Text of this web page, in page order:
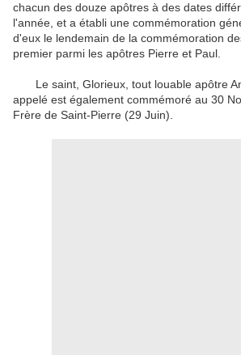
chacun des douze apôtres à des dates
l'année, et a établi une commémoration
d'eux le lendemain de la commémoration
premier parmi les apôtres Pierre et Paul.
Le saint, Glorieux, tout louable apôtre
appelé est également commémoré au 30
Frère de Saint-Pierre (29 Juin).